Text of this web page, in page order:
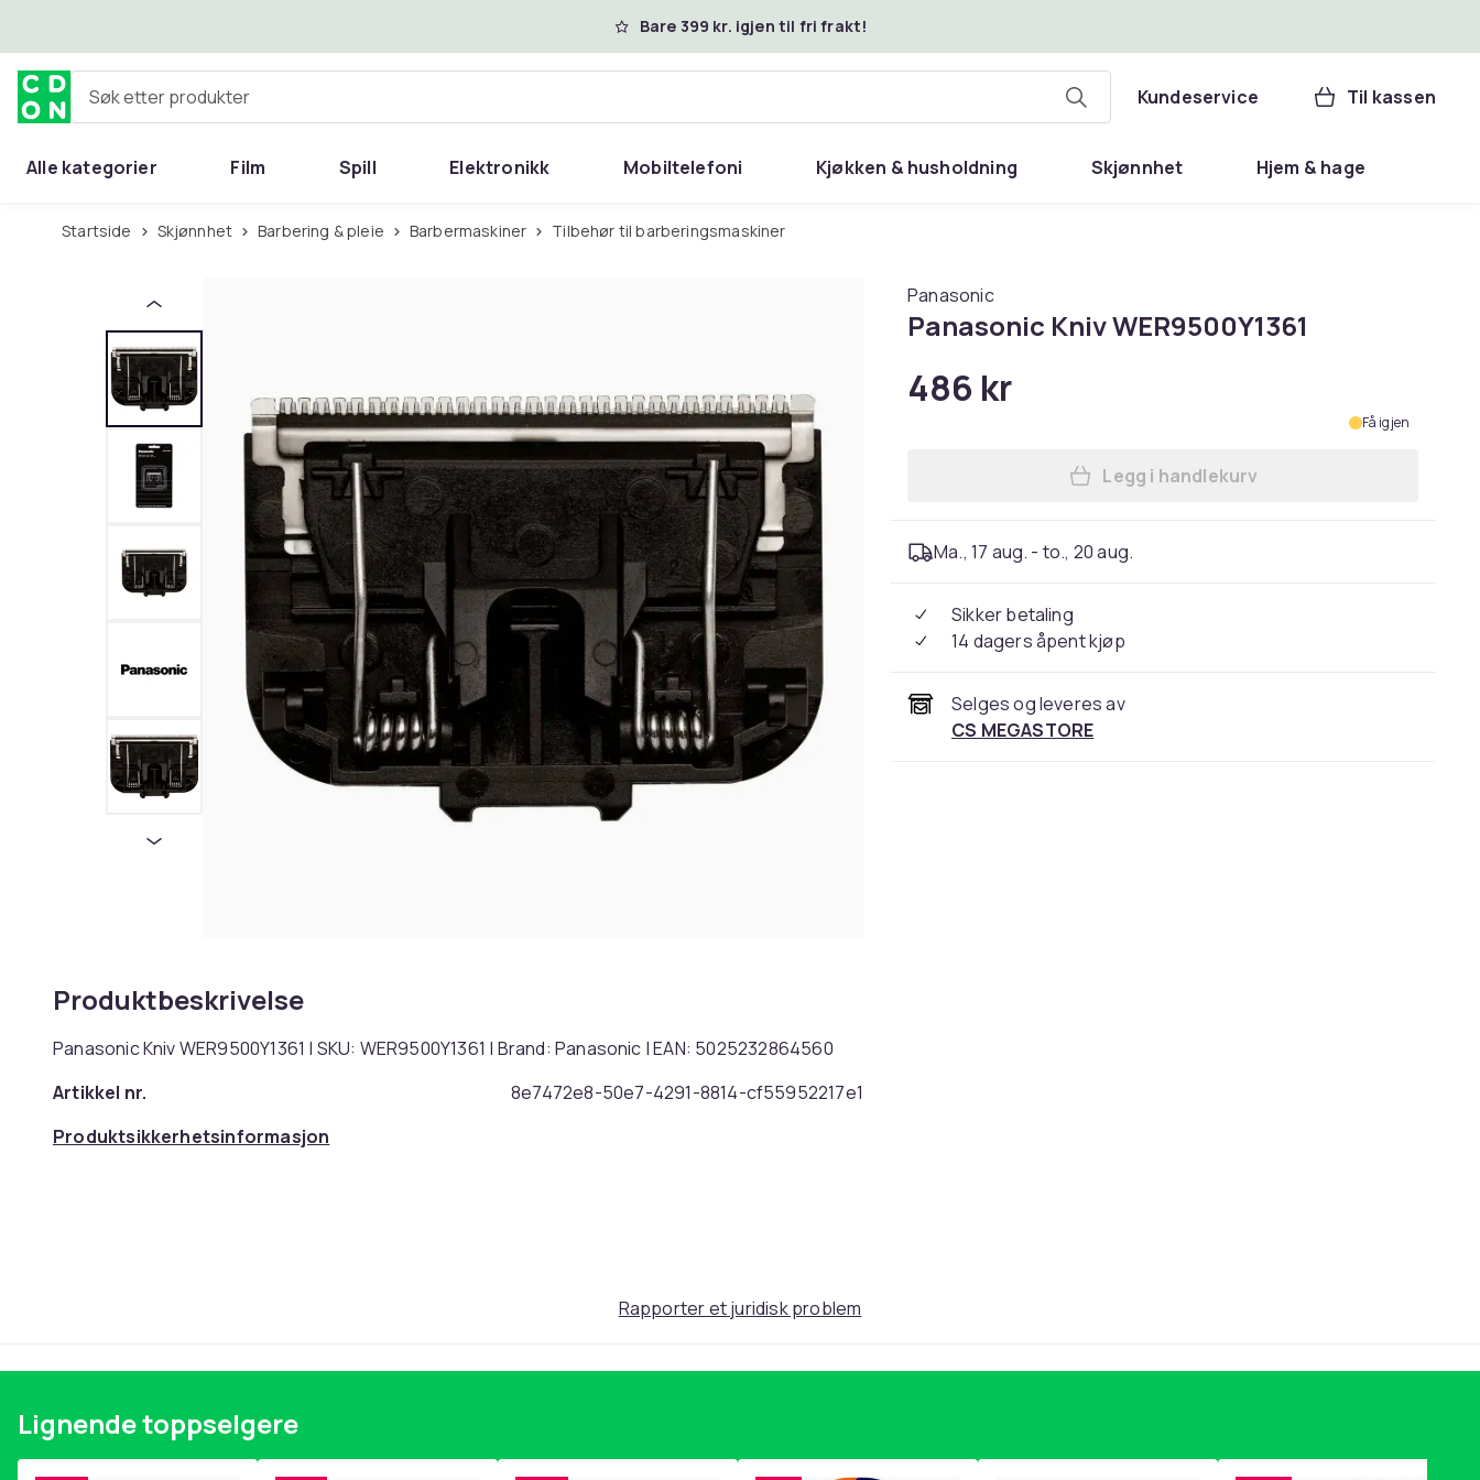
Bare 399 kr. igjen til fri frakt!
Søk etter produkter Kundeservice Til kassen
Alle kategorier Film Spill Elektronikk Mobiltelefoni Kjøkken & husholdning Skjønnhet Hjem & hage
Startside Skjønnhet Barbering & pleie Barbermaskiner Tilbehør til barberingsmaskiner
Produktbeskrivelse
Panasonic Kniv WER9500Y1361 | SKU: WER9500Y1361 | Brand: Panasonic | EAN: 5025232864560
Artikkel nr.
8e7472e8-50e7-4291-8814-cf55952217e1
Produktsikkerhetsinformasjon
Panasonic
Panasonic Kniv WER9500Y1361
486 kr
Få igjen
Legg Panasonic Kniv
Legg i handlekurv
Ma., 17 aug. - to., 20 aug.
Sikker betaling
14 dagers åpent kjøp
Selges og leveres av
CS MEGASTORE
Rapporter et juridisk problem
Lignende toppselgere